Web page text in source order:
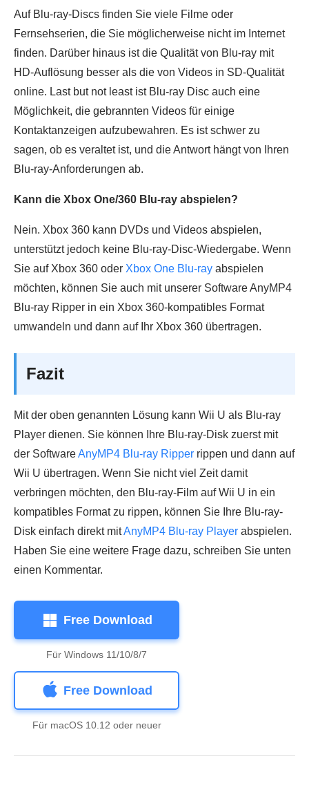
Auf Blu-ray-Discs finden Sie viele Filme oder
Fernsehserien, die Sie möglicherweise nicht im Internet
finden. Darüber hinaus ist die Qualität von Blu-ray mit
HD-Auflösung besser als die von Videos in SD-Qualität
online. Last but not least ist Blu-ray Disc auch eine
Möglichkeit, die gebrannten Videos für einige
Kontaktanzeigen aufzubewahren. Es ist schwer zu
sagen, ob es veraltet ist, und die Antwort hängt von Ihren
Blu-ray-Anforderungen ab.
Kann die Xbox One/360 Blu-ray abspielen?
Nein. Xbox 360 kann DVDs und Videos abspielen,
unterstützt jedoch keine Blu-ray-Disc-Wiedergabe. Wenn
Sie auf Xbox 360 oder Xbox One Blu-ray abspielen
möchten, können Sie auch mit unserer Software AnyMP4
Blu-ray Ripper in ein Xbox 360-kompatibles Format
umwandeln und dann auf Ihr Xbox 360 übertragen.
Fazit
Mit der oben genannten Lösung kann Wii U als Blu-ray
Player dienen. Sie können Ihre Blu-ray-Disk zuerst mit
der SoftwareAnyMP4 Blu-ray Ripper rippen und dann auf
Wii U übertragen. Wenn Sie nicht viel Zeit damit
verbringen möchten, den Blu-ray-Film auf Wii U in ein
kompatibles Format zu rippen, können Sie Ihre Blu-ray-
Disk einfach direkt mitAnyMP4 Blu-ray Player abspielen.
Haben Sie eine weitere Frage dazu, schreiben Sie unten
einen Kommentar.
Free Download
Für Windows 11/10/8/7
Free Download
Für macOS 10.12 oder neuer